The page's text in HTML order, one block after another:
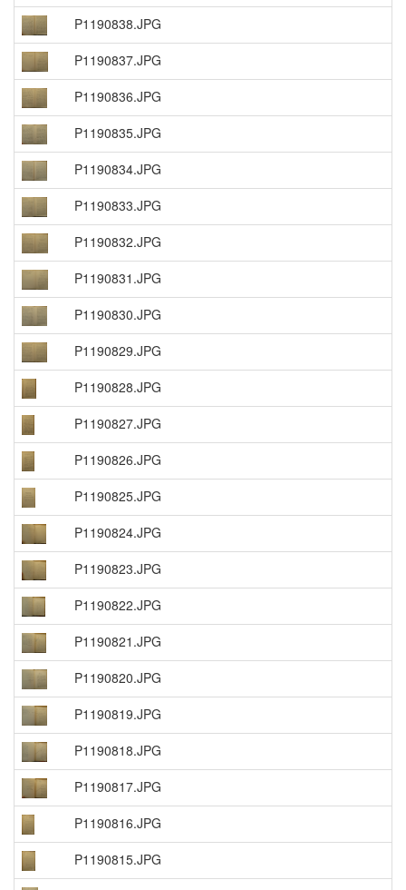
P1190838.JPG
P1190837.JPG
P1190836.JPG
P1190835.JPG
P1190834.JPG
P1190833.JPG
P1190832.JPG
P1190831.JPG
P1190830.JPG
P1190829.JPG
P1190828.JPG
P1190827.JPG
P1190826.JPG
P1190825.JPG
P1190824.JPG
P1190823.JPG
P1190822.JPG
P1190821.JPG
P1190820.JPG
P1190819.JPG
P1190818.JPG
P1190817.JPG
P1190816.JPG
P1190815.JPG